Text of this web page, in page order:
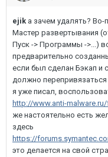
ejik а зачем удалять?
Мастер развертывания
Пуск -> Программы ->...)
предварительно
если был сделан Бэкап и
должно
я уже писал,
http://www.anti-
же настоятельно есть
здесь
https://
это делается на свой